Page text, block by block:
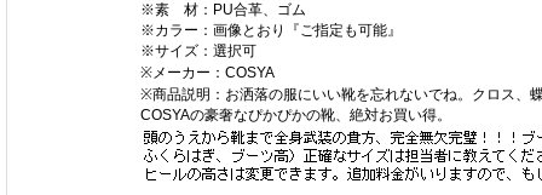
※素 材：PU合革、ゴム
※カラー：画像とおり『ご指定も可能』
※サイズ：選択可
※メーカー：COSYA
※商品説明：お洒落の服にいい靴を忘れないでね。クロス、
COSYAの豪奢なぴかぴかの靴、絶対お買い得。